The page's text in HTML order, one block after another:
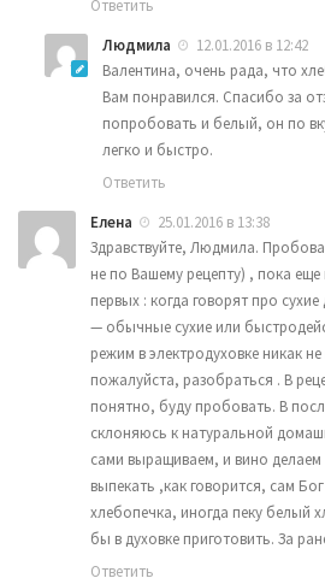
Ответить
Людмила
12.01.2016 в 12:42
Валентина, очень рада, что
Вам понравился. Спасибо за
попробовать и белый, он по
легко и быстро.
Ответить
Елена
25.01.2016 в 13:38
Здравствуйте, Людмила.
не по Вашему рецепту) , пока еще
первых : когда говорят про
— обычные сухие или
режим в электродуховке никак
пожалуйста, разобраться . В
понятно, буду пробовать. В
склоняюсь к натуральной
сами выращиваем, и вино
выпекать ,как говорится, сам
хлебопечка, иногда пеку белый
бы в духовке приготовить. За
Ответить